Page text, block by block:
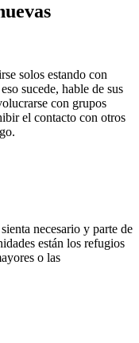
solos estando con
sucede, hable de sus
con grupos
el contacto con otros
.
necesario y parte de
están los refugios
o las